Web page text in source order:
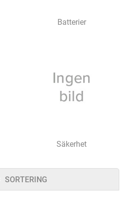
Batterier
Säkerhet
SORTERING